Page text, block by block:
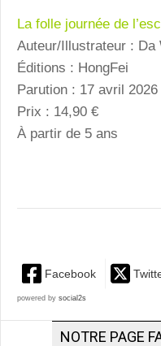
La folle journée de
Auteur/Illustrateur : Da
Éditions : HongFei
Parution : 17 avril 2026
Prix : 14,90 €
À partir de 5 ans
Facebook
powered by social2s
NOTRE PAGE